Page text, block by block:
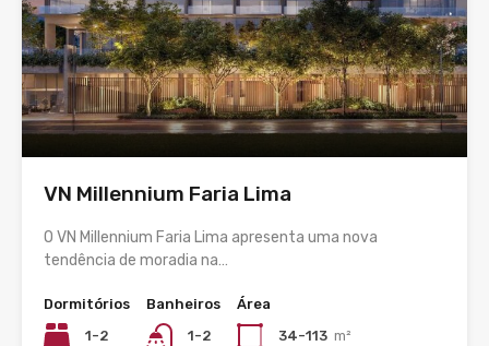
VN Millennium Faria Lima
O VN Millennium Faria Lima apresenta uma nova
tendência de moradia na…
Dormitórios
1-2
Banheiros
1-2
Área
34-113 m²